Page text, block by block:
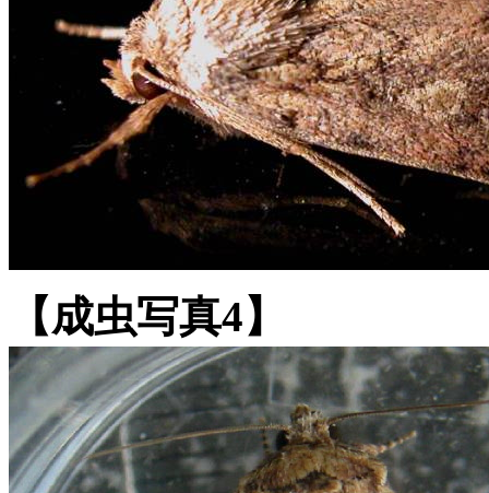
【成虫写真4】